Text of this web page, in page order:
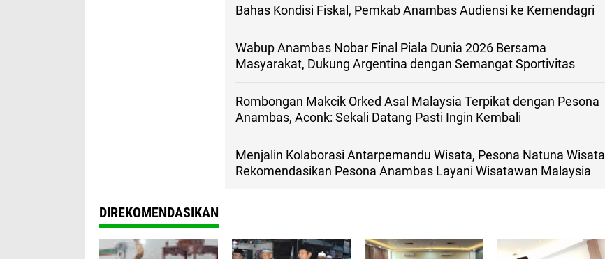
Bahas Kondisi Fiskal, Pemkab Anambas Audiensi ke Kemendagri
Wabup Anambas Nobar Final Piala Dunia 2026 Bersama
Masyarakat, Dukung Argentina dengan Semangat Sportivitas
Rombongan Makcik Orked Asal Malaysia Terpikat dengan Pesona
Anambas, Aconk: Sekali Datang Pasti Ingin Kembali
Menjalin Kolaborasi Antarpemandu Wisata, Pesona Natuna Wisata
Rekomendasikan Pesona Anambas Layani Wisatawan Malaysia
DIREKOMENDASIKAN